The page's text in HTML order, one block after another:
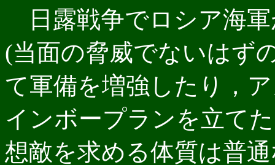
日露戦争でロシア海
(当面の脅威でないはず
て軍備を増強したり，
インボープランを立て
想敵を求める体質は普